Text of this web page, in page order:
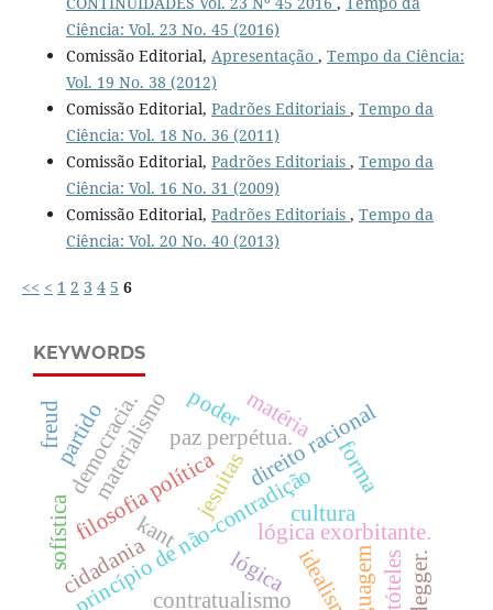
Ciência: Vol. 23 No. 45 (2016)
Comissão Editorial, Apresentação , Tempo da Ciência:
Vol. 19 No. 38 (2012)
Comissão Editorial, Padrões Editoriais , Tempo da
Ciência: Vol. 18 No. 36 (2011)
Comissão Editorial, Padrões Editoriais , Tempo da
Ciência: Vol. 16 No. 31 (2009)
Comissão Editorial, Padrões Editoriais , Tempo da
Ciência: Vol. 20 No. 40 (2013)
<< < 1 2 3 4 5 6
KEYWORDS
lógica
princípio de não-contradiçãológica exorbitante.
kant
direito racional
filosofia política
contratualismo
paz perpétua.
idealismo
materialismo forma
matéria
democracia.
sofística cultura
jesuitas
cidadania
partido poder
freud